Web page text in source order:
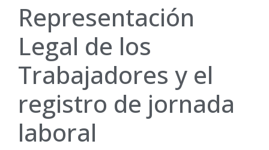
Representación
Legal de los
Trabajadores y el
registro de jornada
laboral